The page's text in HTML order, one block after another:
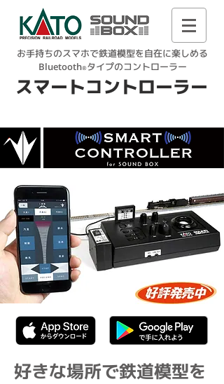
お手持ちのスマホで鉄道模型を自在に楽しめる
Bluetooth®タイプのコントローラー
スマートコントローラー
好きな場所で鉄道模型を